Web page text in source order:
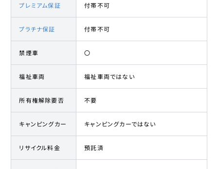
プレミアム保証 付帯不可
プラチナ保証 付帯不可
禁煙車 〇
福祉車両 福祉車両ではない
所有権解除要否 不要
キャンピングカー キャンピングカーではない
リサイクル料金 預託済